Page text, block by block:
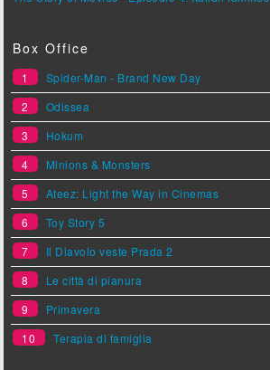
Box Office
1
Spider-Man - Brand New Day
2
Odissea
3
Hokum
4
Minions & Monsters
5
Ateez: Light the Way in Cinemas
6
Toy Story 5
7
Il Diavolo veste Prada 2
8
Le città di pianura
9
Primavera
10
Terapia di famiglia